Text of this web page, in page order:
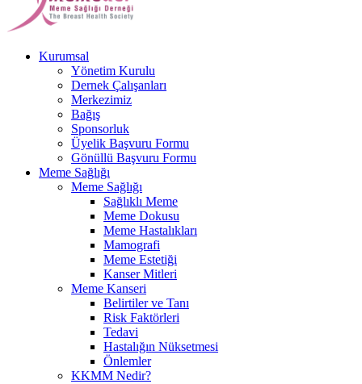
Kurumsal
Yönetim Kurulu
Dernek Çalışanları
Merkezimiz
Bağış
Sponsorluk
Üyelik Başvuru Formu
Gönüllü Başvuru Formu
Meme Sağlığı
Meme Sağlığı
Sağlıklı Meme
Meme Dokusu
Meme Hastalıkları
Mamografi
Meme Estetiği
Kanser Mitleri
Meme Kanseri
Belirtiler ve Tanı
Risk Faktörleri
Tedavi
Hastalığın Nüksetmesi
Önlemler
KKMM Nedir?